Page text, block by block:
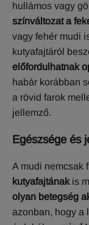
hullámos vagy
színváltozat a
vagy fehér mudi
kutyafajtáról
előfordulhatnak
habár korábban
a rövid farok
jellemző.
Egészsége és
A mudi nemcsak
kutyafajtánakis
olyan betegség
azonban, hogy a